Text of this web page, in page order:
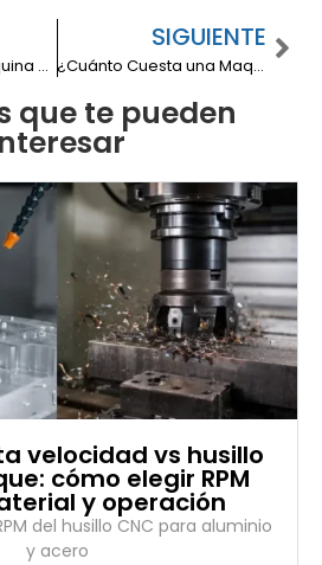
Mantenimiento Maquina Corte Laser: Checklist para Alargar la Vida del Equipo
SIGUIENTE
¿Cuánto Cuesta una Maquina Inyectora de Plástico?, Factores que Influyen en su Precio
que te pueden
velocidad vs husillo
cómo elegir RPM
y operación
del husillo CNC para aluminio
y acero